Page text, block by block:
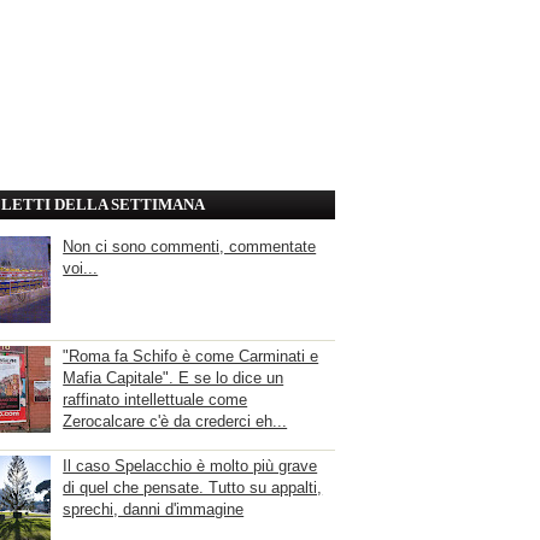
DELLA SETTIMANA
Non ci sono commenti, commentate
voi...
"Roma fa Schifo è come Carminati e
Mafia Capitale". E se lo dice un
raffinato intellettuale come
Zerocalcare c'è da crederci eh...
Il caso Spelacchio è molto più grave
di quel che pensate. Tutto su appalti,
sprechi, danni d'immagine